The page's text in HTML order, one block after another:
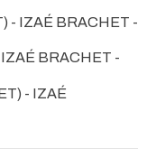
- IZAÉ BRACHET -
BRACHET -
- IZAÉ